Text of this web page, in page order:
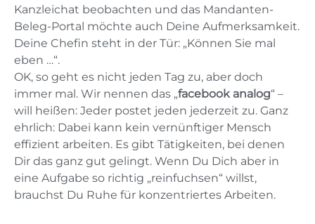
Kanzleichat beobachten und das Mandanten-
Beleg-Portal möchte auch Deine Aufmerksamkeit.
Deine Chefin steht in der Tür: „Können Sie mal
eben …“.
OK, so geht es nicht jeden Tag zu, aber doch
immer mal. Wir nennen das „facebook analog“ –
will heißen: Jeder postet jeden jederzeit zu. Ganz
ehrlich: Dabei kann kein vernünftiger Mensch
effizient arbeiten. Es gibt Tätigkeiten, bei denen
Dir das ganz gut gelingt. Wenn Du Dich aber in
eine Aufgabe so richtig „reinfuchsen“ willst,
brauchst Du Ruhe für konzentriertes Arbeiten.